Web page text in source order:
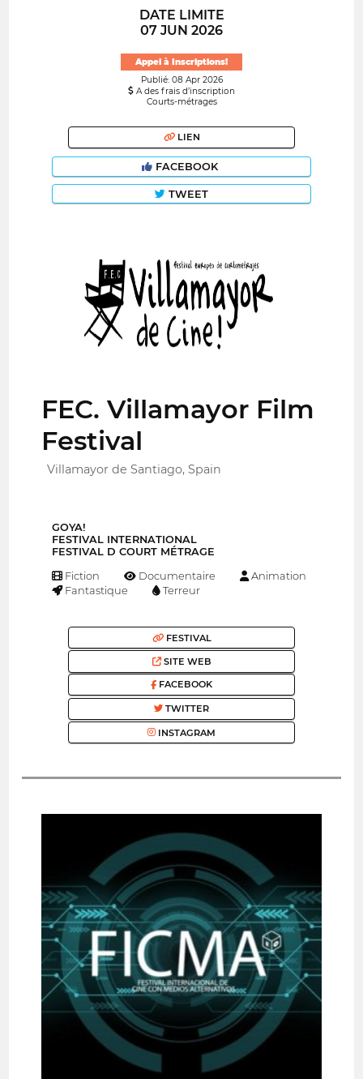
DATE LIMITE
07 JUN 2026
Appel à Inscriptions!
Publié: 08 Apr 2026
A des frais d’inscription
Courts-métrages
LIEN
FACEBOOK
TWEET
FEC. Villamayor Film
Festival
Villamayor de Santiago, Spain
GOYA!
FESTIVAL INTERNATIONAL
FESTIVAL D COURT MÉTRAGE
Fiction Documentaire
Animation
Fantastique
Terreur
FESTIVAL
SITE WEB
FACEBOOK
TWITTER
INSTAGRAM